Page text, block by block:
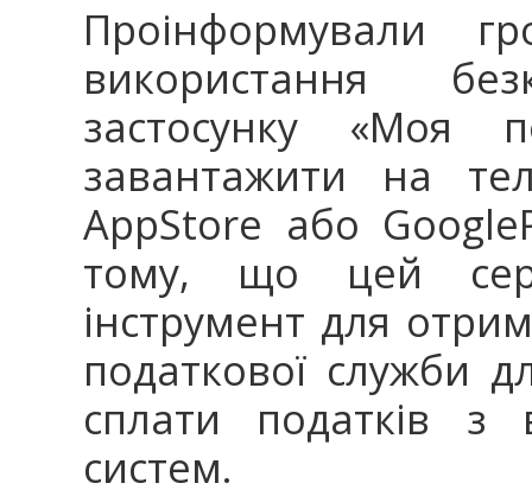
Проінформували
використання
застосунку «Моя
завантажити на
AppStore або
тому, що цей
інструмент для
податкової служби
сплати податків з
систем.